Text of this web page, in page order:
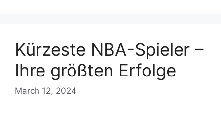
Kürzeste NBA-Spieler –
Ihre größten Erfolge
March 12, 2024